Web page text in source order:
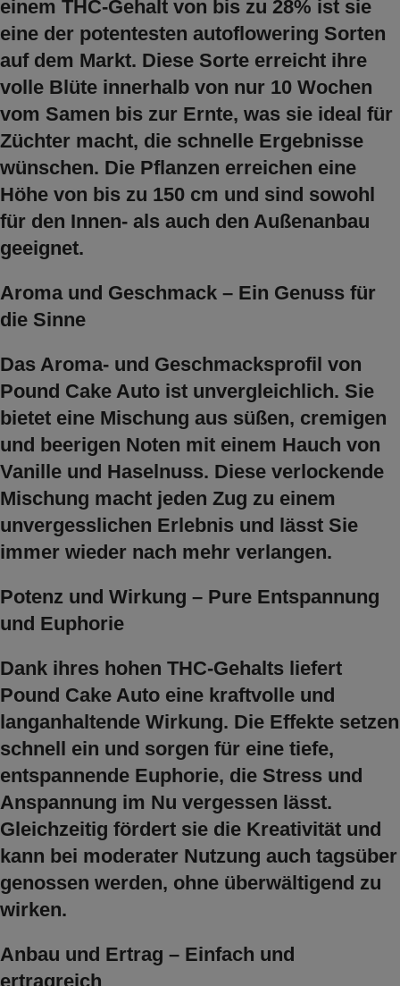
einem THC-Gehalt von bis zu 28% ist sie
eine der potentesten autoflowering Sorten
auf dem Markt. Diese Sorte erreicht ihre
volle Blüte innerhalb von nur 10 Wochen
vom Samen bis zur Ernte, was sie ideal für
Züchter macht, die schnelle Ergebnisse
wünschen. Die Pflanzen erreichen eine
Höhe von bis zu 150 cm und sind sowohl
für den Innen- als auch den Außenanbau
geeignet.
Aroma und Geschmack – Ein Genuss für
die Sinne
Das Aroma- und Geschmacksprofil von
Pound Cake Auto ist unvergleichlich. Sie
bietet eine Mischung aus süßen, cremigen
und beerigen Noten mit einem Hauch von
Vanille und Haselnuss. Diese verlockende
Mischung macht jeden Zug zu einem
unvergesslichen Erlebnis und lässt Sie
immer wieder nach mehr verlangen.
Potenz und Wirkung – Pure Entspannung
und Euphorie
Dank ihres hohen THC-Gehalts liefert
Pound Cake Auto eine kraftvolle und
langanhaltende Wirkung. Die Effekte setzen
schnell ein und sorgen für eine tiefe,
entspannende Euphorie, die Stress und
Anspannung im Nu vergessen lässt.
Gleichzeitig fördert sie die Kreativität und
kann bei moderater Nutzung auch tagsüber
genossen werden, ohne überwältigend zu
wirken.
Anbau und Ertrag – Einfach und
ertragreich